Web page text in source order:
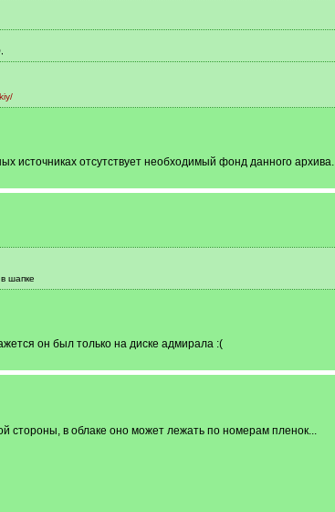
источниках отсутствует необходимый фонд данного архива.
шапке
он был только на диске адмирала :(
стороны, в облаке оно может лежать по номерам пленок...